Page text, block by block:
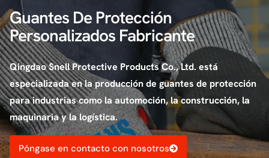
Guantes De Protección
Personalizados Fabricante
Qingdao Snell Protective Products Co., Ltd. está
especializada en la producción de guantes de protección
para industrias como la automoción, la construcción, la
maquinaria y la logística.
Póngase en contacto con nosotros